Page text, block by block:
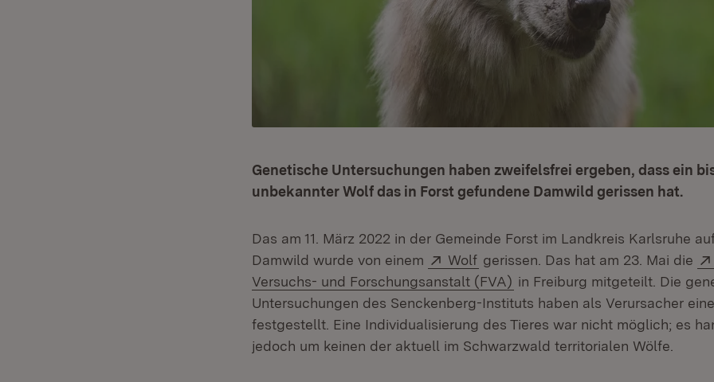
Genetische Untersuchungen haben zweifelsfrei ergeben, dass ein
unbekannter Wolf das in Forst gefundene Damwild gerissen hat.
Das am 11. März 2022 in der Gemeinde Forst im Landkreis Karlsruhe
Damwild wurde von einem
Extern:
Wolf (Öffnet in neuem Fenster)
gerissen. Das hat am 23. Mai die
Versuchs- und Forschungsanstalt (FVA) (Öffnet in neuem Fenster)
in Freiburg mitgeteilt. Die
Untersuchungen des Senckenberg-Instituts haben als Verursacher
festgestellt. Eine Individualisierung des Tieres war nicht möglich; es
jedoch um keinen der aktuell im Schwarzwald territorialen Wölfe.